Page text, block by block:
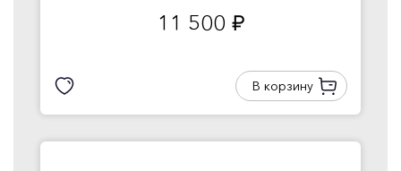
11 500 руб.
В корзину